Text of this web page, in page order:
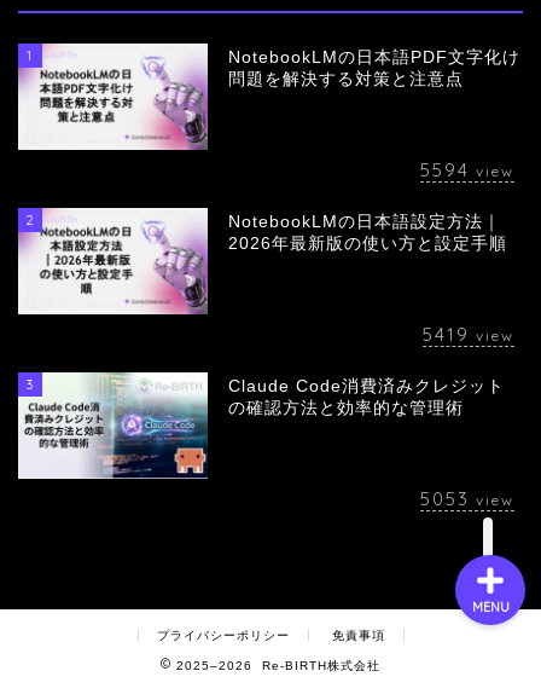
1
NotebookLMの日本語PDF文字化け
問題を解決する対策と注意点
5594 view
2
NotebookLMの日本語設定方法｜
2026年最新版の使い方と設定手順
5419 view
3
Claude Code消費済みクレジット
の確認方法と効率的な管理術
5053 view
プライバシーポリシー 免責事項
2025–2026 Re-BIRTH株式会社
MENU
会社概要
採用情報